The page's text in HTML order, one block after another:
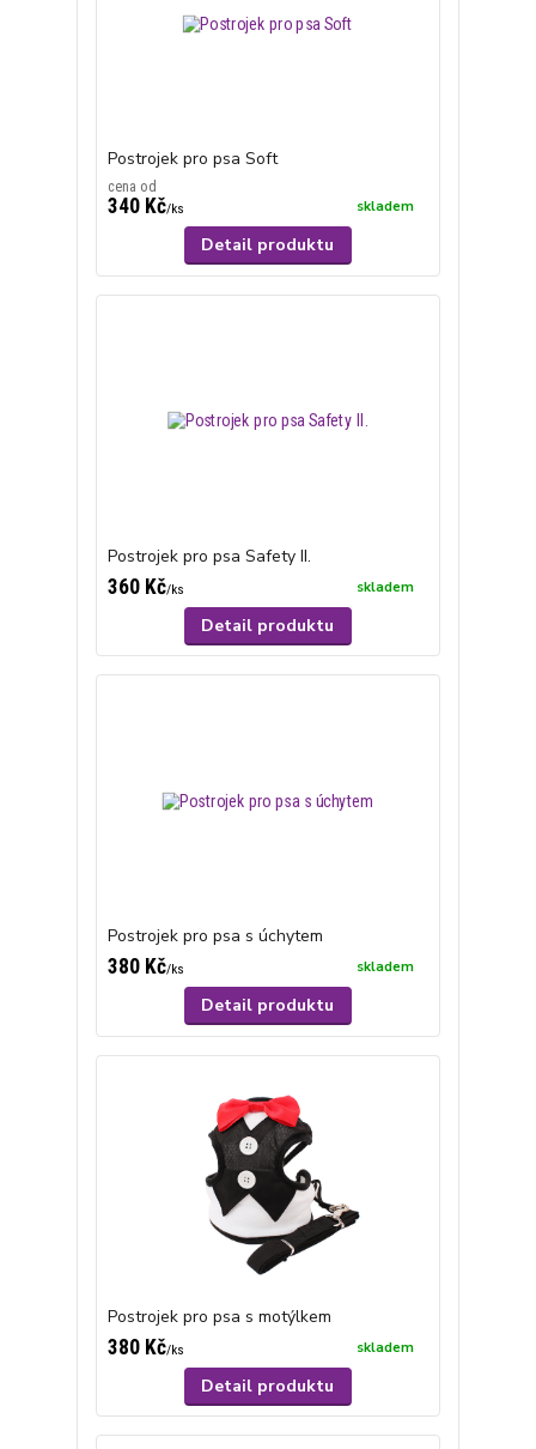
Postrojek pro psa Soft
cena od
340 Kč/ks skladem
Detail produktu
Postrojek pro psa Safety II.
360 Kč/ks skladem
Detail produktu
Postrojek pro psa s úchytem
380 Kč/ks skladem
Detail produktu
Postrojek pro psa s motýlkem
380 Kč/ks skladem
Detail produktu